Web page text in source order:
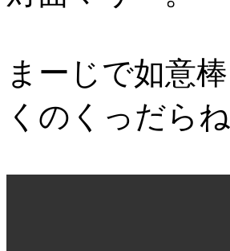
まーじで如意
くのくっだらね